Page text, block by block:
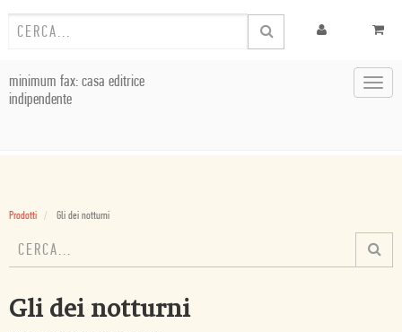
minimum fax: casa editrice
indipendente
Prodotti Gli dei notturni
Gli dei notturni